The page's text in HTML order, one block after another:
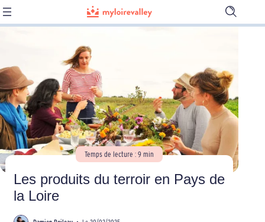
Ouvrir
la
Temps de lecture : 9 min
Les produits du terroir en Pays de
la Loire